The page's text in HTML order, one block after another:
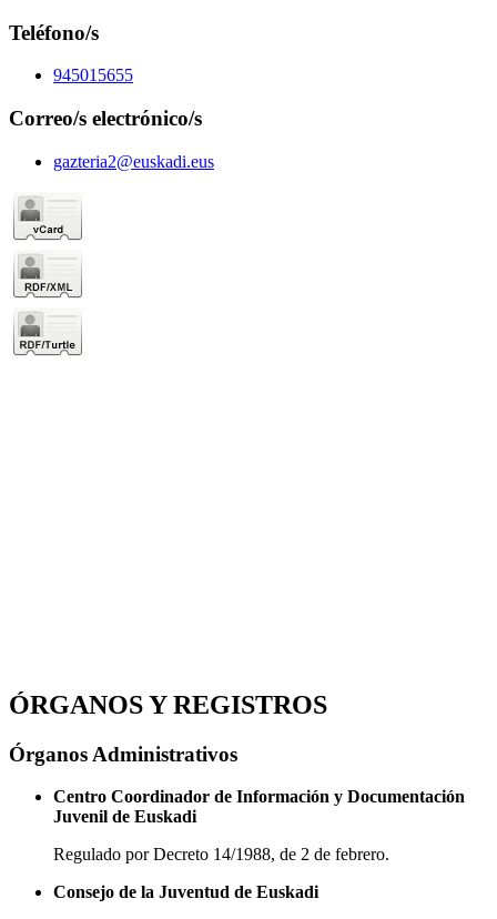
Teléfono/s
945015655
Correo/s electrónico/s
gazteria2@euskadi.eus
ÓRGANOS Y REGISTROS
Órganos Administrativos
Centro Coordinador de Información y Documentación
Juvenil de Euskadi
Regulado por Decreto 14/1988, de 2 de febrero.
Consejo de la Juventud de Euskadi